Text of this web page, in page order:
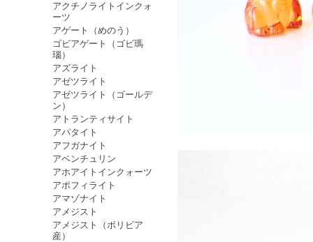
アクチノライトインクォ
ーツ
アゲート（めのう）
ゴビアゲート（ゴビ瑪
瑙）
アズライト
アゼツライト
アゼツライト（ゴールデ
ン）
アトランティサイト
アパタイト
アフガナイト
アベンチュリン
アホアイトインクォーツ
アポフィライト
アマゾナイト
アメジスト
アメジスト（ボリビア
産）